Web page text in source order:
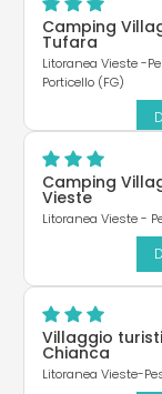
Camping
Tufara
Litoranea Vieste -
Porticello (FG)
Camping
Vieste
Litoranea Vieste -
Villaggio
Chianca
Litoranea Vieste-